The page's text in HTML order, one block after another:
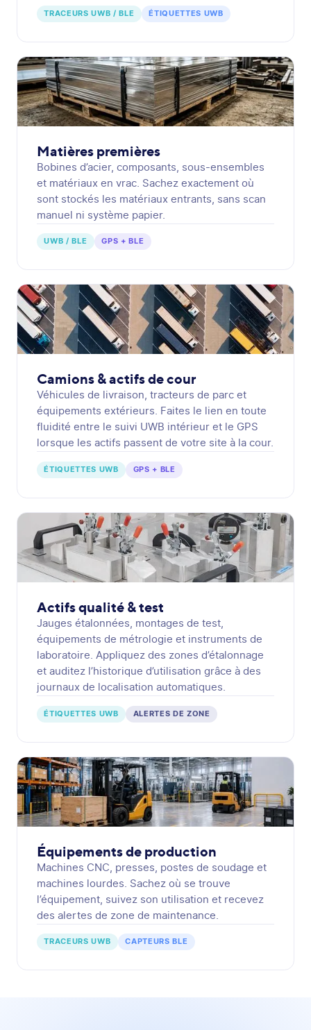
TRACEURS UWB / BLE ÉTIQUETTES UWB
Matières premières
Bobines d’acier, composants, sous-ensembles
et matériaux en vrac. Sachez exactement où
sont stockés les matériaux entrants, sans scan
manuel ni système papier.
UWB / BLE GPS + BLE
Camions & actifs de cour
Véhicules de livraison, tracteurs de parc et
équipements extérieurs. Faites le lien en toute
fluidité entre le suivi UWB intérieur et le GPS
lorsque les actifs passent de votre site à la cour.
ÉTIQUETTES UWB GPS + BLE
Actifs qualité & test
Jauges étalonnées, montages de test,
équipements de métrologie et instruments de
laboratoire. Appliquez des zones d’étalonnage
et auditez l’historique d’utilisation grâce à des
journaux de localisation automatiques.
ÉTIQUETTES UWB ALERTES DE ZONE
Équipements de production
Machines CNC, presses, postes de soudage et
machines lourdes. Sachez où se trouve
l’équipement, suivez son utilisation et recevez
des alertes de zone de maintenance.
TRACEURS UWB CAPTEURS BLE